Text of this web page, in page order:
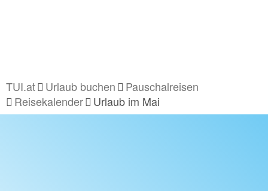
TUI.at Urlaub buchen
Pauschalreisen
Reisekalender
Urlaub im Mai